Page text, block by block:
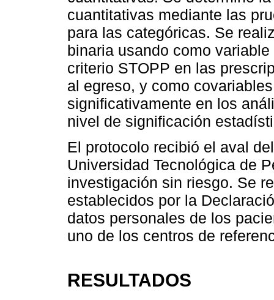
cuantitativas mediante las
para las categóricas. Se
binaria usando como
criterio STOPP en las
al egreso, y como
significativamente en los
nivel de significación
El protocolo recibió el aval
Universidad Tecnológica de
investigación sin riesgo. Se
establecidos por la
datos personales de los
uno de los centros de
RESULTADOS